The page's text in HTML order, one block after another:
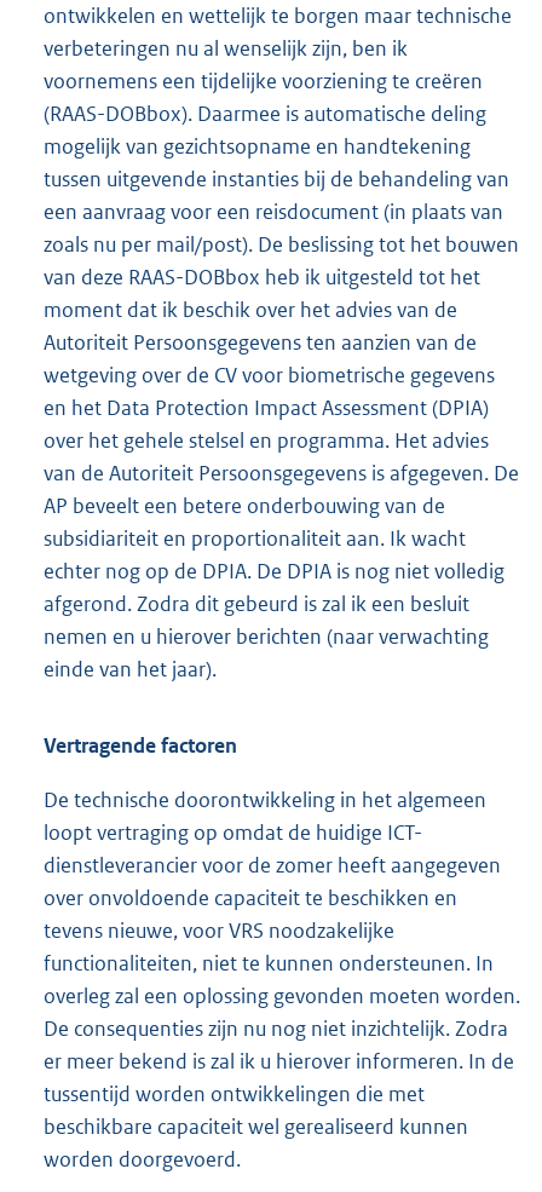
ontwikkelen en wettelijk te borgen maar technische
verbeteringen nu al wenselijk zijn, ben ik
voornemens een tijdelijke voorziening te creëren
(RAAS-DOBbox). Daarmee is automatische deling
mogelijk van gezichtsopname en handtekening
tussen uitgevende instanties bij de behandeling van
een aanvraag voor een reisdocument (in plaats van
zoals nu per mail/post). De beslissing tot het bouwen
van deze RAAS-DOBbox heb ik uitgesteld tot het
moment dat ik beschik over het advies van de
Autoriteit Persoonsgegevens ten aanzien van de
wetgeving over de CV voor biometrische gegevens
en het Data Protection Impact Assessment (DPIA)
over het gehele stelsel en programma. Het advies
van de Autoriteit Persoonsgegevens is afgegeven. De
AP beveelt een betere onderbouwing van de
subsidiariteit en proportionaliteit aan. Ik wacht
echter nog op de DPIA. De DPIA is nog niet volledig
afgerond. Zodra dit gebeurd is zal ik een besluit
nemen en u hierover berichten (naar verwachting
einde van het jaar).
Vertragende factoren
De technische doorontwikkeling in het algemeen
loopt vertraging op omdat de huidige ICT-
dienstleverancier voor de zomer heeft aangegeven
over onvoldoende capaciteit te beschikken en
tevens nieuwe, voor VRS noodzakelijke
functionaliteiten, niet te kunnen ondersteunen. In
overleg zal een oplossing gevonden moeten worden.
De consequenties zijn nu nog niet inzichtelijk. Zodra
er meer bekend is zal ik u hierover informeren. In de
tussentijd worden ontwikkelingen die met
beschikbare capaciteit wel gerealiseerd kunnen
worden doorgevoerd.